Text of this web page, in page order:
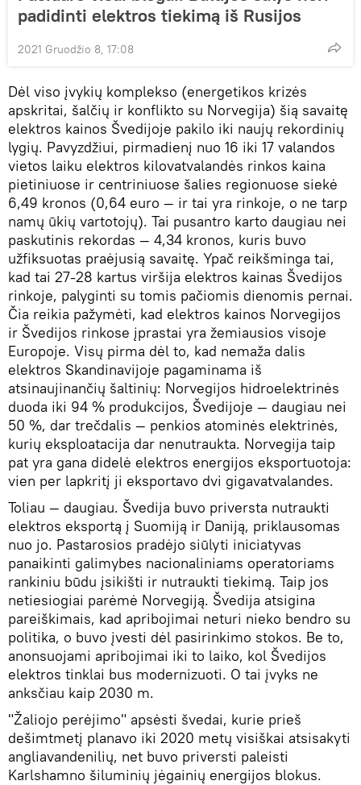
padidinti elektros tiekimą iš Rusijos
2021 Gruodžio 8, 17:08
Dėl viso įvykių komplekso (energetikos krizės
apskritai, šalčių ir konflikto su Norvegija) šią savaitę
elektros kainos Švedijoje pakilo iki naujų rekordinių
lygių. Pavyzdžiui, pirmadienį nuo 16 iki 17 valandos
vietos laiku elektros kilovatvalandės rinkos kaina
pietiniuose ir centriniuose šalies regionuose siekė
6,49 kronos (0,64 euro — ir tai yra rinkoje, o ne tarp
namų ūkių vartotojų). Tai pusantro karto daugiau nei
paskutinis rekordas — 4,34 kronos, kuris buvo
užfiksuotas praėjusią savaitę. Ypač reikšminga tai,
kad tai 27-28 kartus viršija elektros kainas Švedijos
rinkoje, palyginti su tomis pačiomis dienomis pernai.
Čia reikia pažymėti, kad elektros kainos Norvegijos
ir Švedijos rinkose įprastai yra žemiausios visoje
Europoje. Visų pirma dėl to, kad nemaža dalis
elektros Skandinavijoje pagaminama iš
atsinaujinančių šaltinių: Norvegijos hidroelektrinės
duoda iki 94 % produkcijos, Švedijoje — daugiau nei
50 %, dar trečdalis — penkios atominės elektrinės,
kurių eksploatacija dar nenutraukta. Norvegija taip
pat yra gana didelė elektros energijos eksportuotoja:
vien per lapkritį ji eksportavo dvi gigavatvalandes.
Toliau — daugiau. Švedija buvo priversta nutraukti
elektros eksportą į Suomiją ir Daniją, priklausomas
nuo jo. Pastarosios pradėjo siūlyti iniciatyvas
panaikinti galimybes nacionaliniams operatoriams
rankiniu būdu įsikišti ir nutraukti tiekimą. Taip jos
netiesiogiai parėmė Norvegiją. Švedija atsigina
pareiškimais, kad apribojimai neturi nieko bendro su
politika, o buvo įvesti dėl pasirinkimo stokos. Be to,
anonsuojami apribojimai iki to laiko, kol Švedijos
elektros tinklai bus modernizuoti. O tai įvyks ne
anksčiau kaip 2030 m.
"Žaliojo perėjimo" apsėsti švedai, kurie prieš
dešimtmetį planavo iki 2020 metų visiškai atsisakyti
angliavandenilių, net buvo priversti paleisti
Karlshamno šiluminių jėgainių energijos blokus.